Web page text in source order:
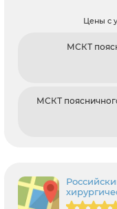
Цены с
МСКТ
МСКТ